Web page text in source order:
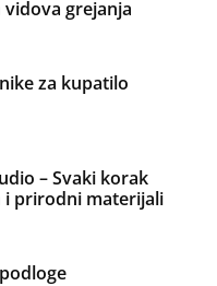
grejanja
za kupatilo
– Svaki korak
i prirodni materijali